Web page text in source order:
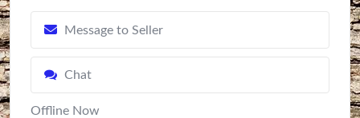
Message to Seller
Chat
Offline Now